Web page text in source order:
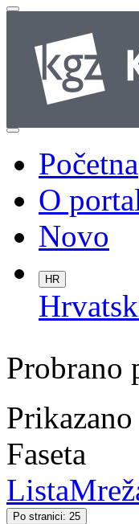
Početna
O
Novo
HR
Probrano
Faseta
Lista
Po stranici: 25